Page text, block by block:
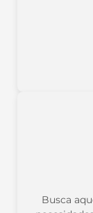
Busca